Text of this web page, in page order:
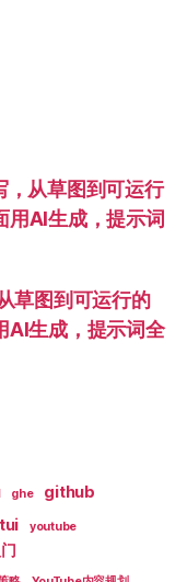
，从草图到可运行
用AI生成，提示词
草图到可运行的
AI生成，提示词全
ghe github
youtube